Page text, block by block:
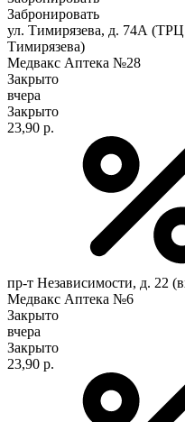
Забронировать
ул. Тимирязева, д. 74А (ТРЦ
Тимирязева)
Медвакс Аптека №28
Закрыто
вчера
Закрыто
23,90 р.
пр-т Независимости, д. 22
Медвакс Аптека №6
Закрыто
вчера
Закрыто
23,90 р.